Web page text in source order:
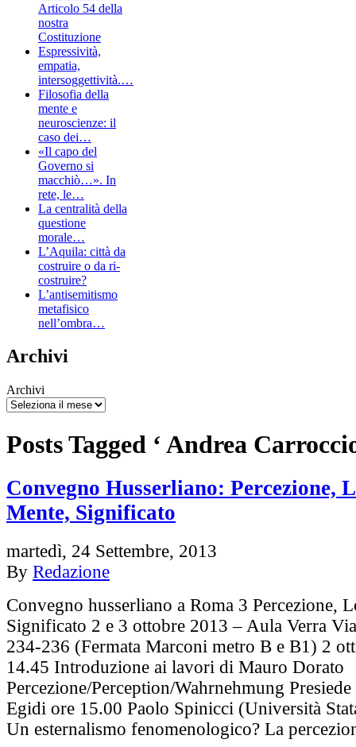
Articolo 54 della
nostra
Costituzione
Espressività,
empatia,
intersoggettività.…
Filosofia della
mente e
neuroscienze: il
caso dei…
«Il capo del
Governo si
macchiò…». In
rete, le…
La centralità della
questione
morale…
L’Aquila: città da
costruire o da ri-
costruire?
L’antisemitismo
metafisico
nell’ombra…
Archivi
Archivi
Posts Tagged ‘ Andrea
Convegno Husserliano: Percezione,
Mente, Significato
martedì, 24 Settembre, 2013
By Redazione
Convegno husserliano a Roma 3 Percezione,
Significato 2 e 3 ottobre 2013 – Aula Verra
234-236 (Fermata Marconi metro B e B1) 2
14.45 Introduzione ai lavori di Mauro Dorato
Percezione/Perception/Wahrnehmung
Egidi ore 15.00 Paolo Spinicci (Università
Un esternalismo fenomenologico? La